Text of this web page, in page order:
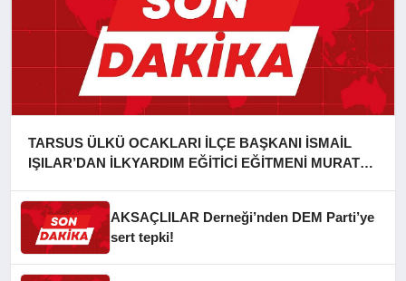
TARSUS ÜLKÜ OCAKLARI İLÇE BAŞKANI İSMAİL
IŞILAR’DAN İLKYARDIM EĞİTİCİ EĞİTMENİ MURAT
AKSAÇLILAR Derneği’nden DEM Parti’ye
sert tepki!